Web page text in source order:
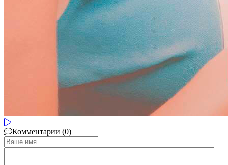
Комментарии (0)